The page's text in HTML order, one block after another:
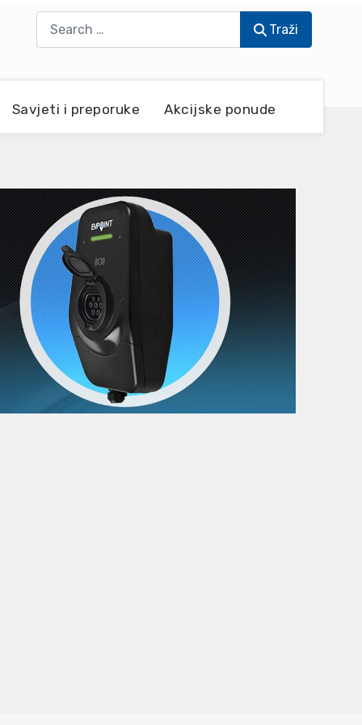
Traži
Savjeti i preporuke Akcijske ponude